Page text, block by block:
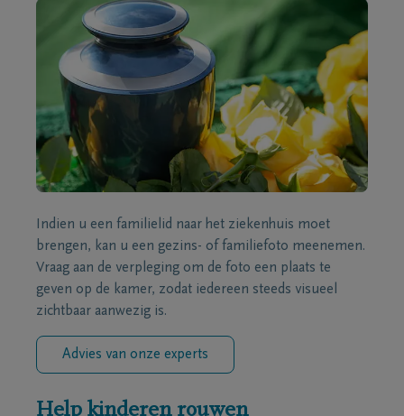
Indien u een familielid naar het ziekenhuis moet
brengen, kan u een gezins- of familiefoto meenemen.
Vraag aan de verpleging om de foto een plaats te
geven op de kamer, zodat iedereen steeds visueel
zichtbaar aanwezig is.
Advies van onze experts
Help kinderen rouwen